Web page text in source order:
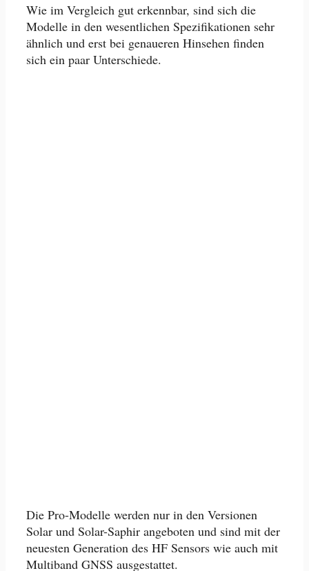
Wie im Vergleich gut erkennbar, sind sich die
Modelle in den wesentlichen Spezifikationen sehr
ähnlich und erst bei genaueren Hinsehen finden
sich ein paar Unterschiede.
Die Pro-Modelle werden nur in den Versionen
Solar und Solar-Saphir angeboten und sind mit der
neuesten Generation des HF Sensors wie auch mit
Multiband GNSS ausgestattet.